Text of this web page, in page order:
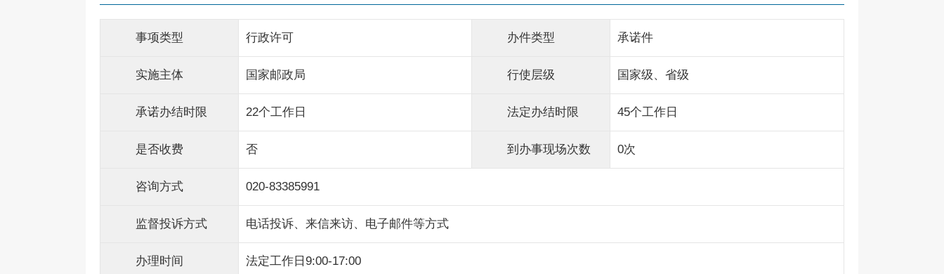
事项类型 行政许可 办件类型 承诺件
实施主体 国家邮政局 行使层级 国家级、省级
承诺办结时限 22个工作日 法定办结时限 45个工作日
是否收费 否 到办事现场次数 0次
咨询方式 020-83385991
监督投诉方式 电话投诉、来信来访、电子邮件等方式
办理时间 法定工作日9:00-17:00